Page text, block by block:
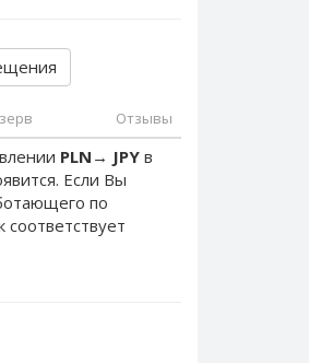
Отзывы
PLN → JPY в
Если Вы
по
соответствует